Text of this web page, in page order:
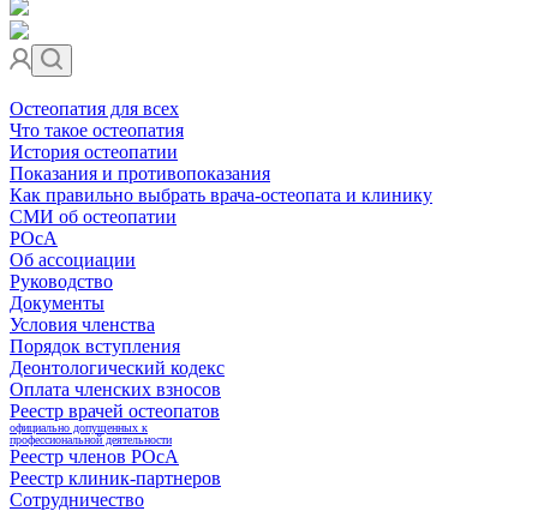
Остеопатия для всех
Что такое остеопатия
История остеопатии
Показания и противопоказания
Как правильно выбрать врача-остеопата и клинику
СМИ об остеопатии
РОсА
Об ассоциации
Руководство
Документы
Условия членства
Порядок вступления
Деонтологический кодекс
Оплата членских взносов
Реестр врачей остеопатов
официально допущенных к
профессиональной деятельности
Реестр членов РОсА
Реестр клиник-партнеров
Сотрудничество